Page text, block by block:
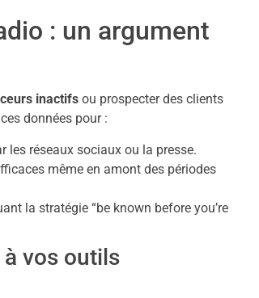
: un argument
inactifs ou prospecter des clients
données pour :
les réseaux sociaux ou la presse.
même en amont des périodes
la stratégie “be known before you’re
à vos outils